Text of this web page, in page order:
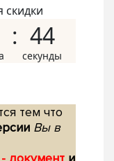
скидки
43
тем что
Вы в